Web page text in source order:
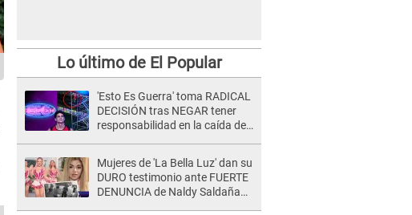
Lo último de El Popular
'Esto Es Guerra' toma RADICAL
DECISIÓN tras NEGAR tener
responsabilidad en la caída de
Mujeres de 'La Bella Luz' dan su
DURO testimonio ante FUERTE
DENUNCIA de Naldy Saldaña